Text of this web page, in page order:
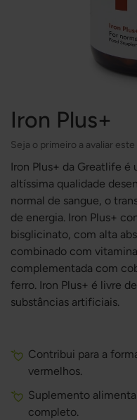
Iron Plus+
Seja o primeiro a avaliar
Iron Plus+ da Greatlife
altíssima qualidade
normal de sangue, o
de energia. Iron Plus+
bisglicinato, com alta
combinado com
complementada com
ferro. Iron Plus+ é livre
substâncias artificiais.
Contribui para a
vermelhos.
Suplemento
completo.